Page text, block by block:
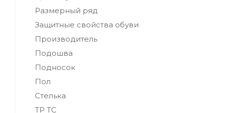
Размерный ряд
Защитные свойства обуви
Производитель
Подошва
Подносок
Пол
Стелька
ТР ТС